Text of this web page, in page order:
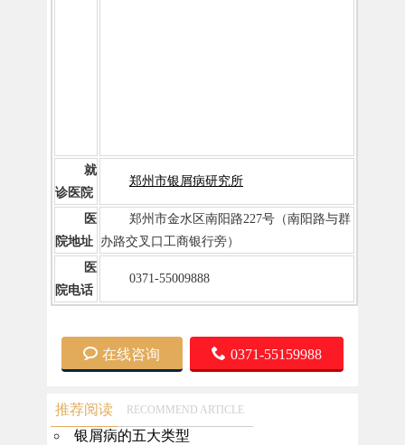
就
诊医院
郑州市银屑病研究所
医
院地址
郑州市金水区南阳路227号（南阳路与群
办路交叉口工商银行旁）
医
院电话
0371-55009888
在线咨询 0371-55159988
推荐阅读 RECOMMEND ARTICLE
银屑病的五大类型